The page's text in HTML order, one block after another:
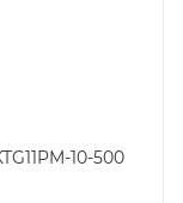
10-500